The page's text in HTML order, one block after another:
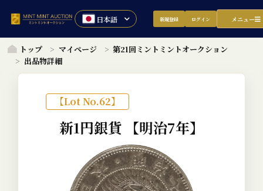
新規登録 ログイン メニュー
トップ マイページ
第21回ミントミントオークション
出品物詳細
【Lot No.62】
新1円銀貨 【明治7年】